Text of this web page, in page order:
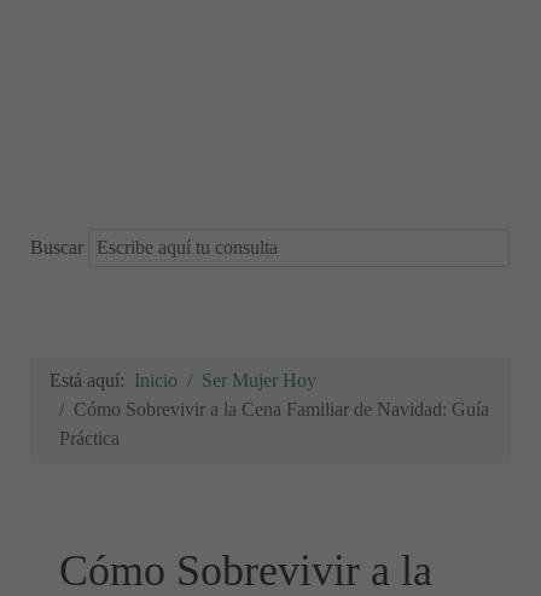
Buscar
Está aquí: Inicio
Ser Mujer Hoy
Cómo Sobrevivir a la Cena Familiar de Navidad: Guía
Práctica
Cómo Sobrevivir a la